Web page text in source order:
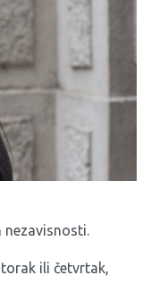
nezavisnosti.
ili četvrtak,